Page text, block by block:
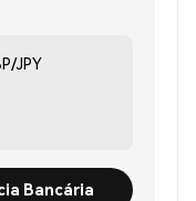
JPY
Bancária